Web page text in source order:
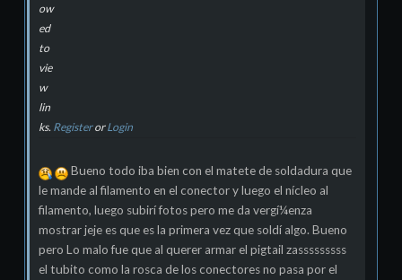
ow
ed
to
vie
w
lin
ks. RegisterorLogin
Bueno todo iba bien con el matete de soldadura que
le mande al filamento en el conector y luego el nícleo al
filamento, luego subirí fotos pero me da vergí¼enza
mostrar jeje es que es la primera vez que soldí algo. Bueno
pero Lo malo fue que al querer armar el pigtail zasssssssss
el tubito como la rosca de los conectores no pasa por el